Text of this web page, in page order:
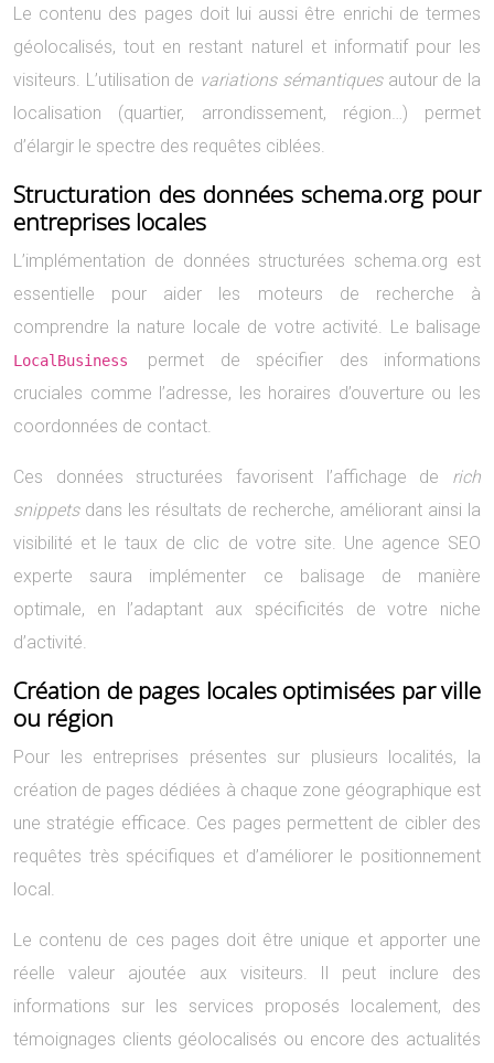
Le contenu des pages doit lui aussi être enrichi de termes
géolocalisés, tout en restant naturel et informatif pour les
visiteurs. L’utilisation de variations sémantiques autour de la
localisation (quartier, arrondissement, région…) permet
d’élargir le spectre des requêtes ciblées.
Structuration des données schema.org pour
entreprises locales
L’implémentation de données structurées schema.org est
essentielle pour aider les moteurs de recherche à
comprendre la nature locale de votre activité. Le balisage
LocalBusiness permet de spécifier des informations
cruciales comme l’adresse, les horaires d’ouverture ou les
coordonnées de contact.
Ces données structurées favorisent l’affichage de rich
snippets dans les résultats de recherche, améliorant ainsi la
visibilité et le taux de clic de votre site. Une agence SEO
experte saura implémenter ce balisage de manière
optimale, en l’adaptant aux spécificités de votre niche
d’activité.
Création de pages locales optimisées par ville
ou région
Pour les entreprises présentes sur plusieurs localités, la
création de pages dédiées à chaque zone géographique est
une stratégie efficace. Ces pages permettent de cibler des
requêtes très spécifiques et d’améliorer le positionnement
local.
Le contenu de ces pages doit être unique et apporter une
réelle valeur ajoutée aux visiteurs. Il peut inclure des
informations sur les services proposés localement, des
témoignages clients géolocalisés ou encore des actualités